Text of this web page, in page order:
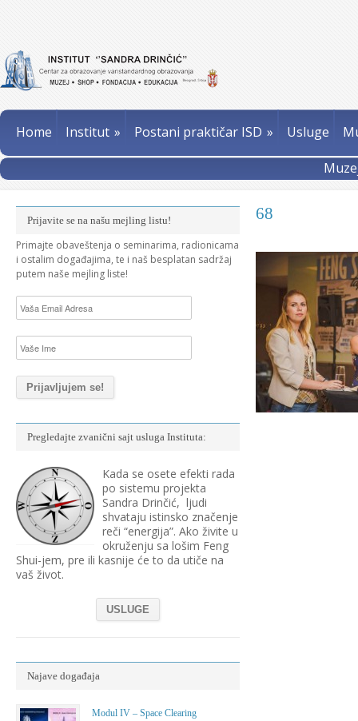
Home Institut » Postani praktičar ISD » Usluge
68
Prijavite se na našu mejling listu!
Primajte obaveštenja o seminarima, radionicama
i ostalim događajima, te i naš besplatan sadržaj
putem naše mejling liste!
Pregledajte zvanični sajt usluga Instituta:
Kada se osete efekti rada
po sistemu projekta
Sandra Drinčić, ljudi
shvataju istinsko značenje
reči “energija”. Ako živite u
okruženju sa lošim Feng
Shui-jem, pre ili kasnije će to da utiče na
vaš život.
USLUGE
Najave događaja
Modul IV – Space Clearing